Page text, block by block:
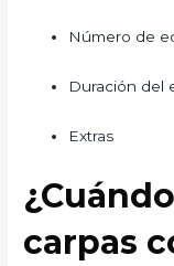
Número de
Duración del
Extras
carpas